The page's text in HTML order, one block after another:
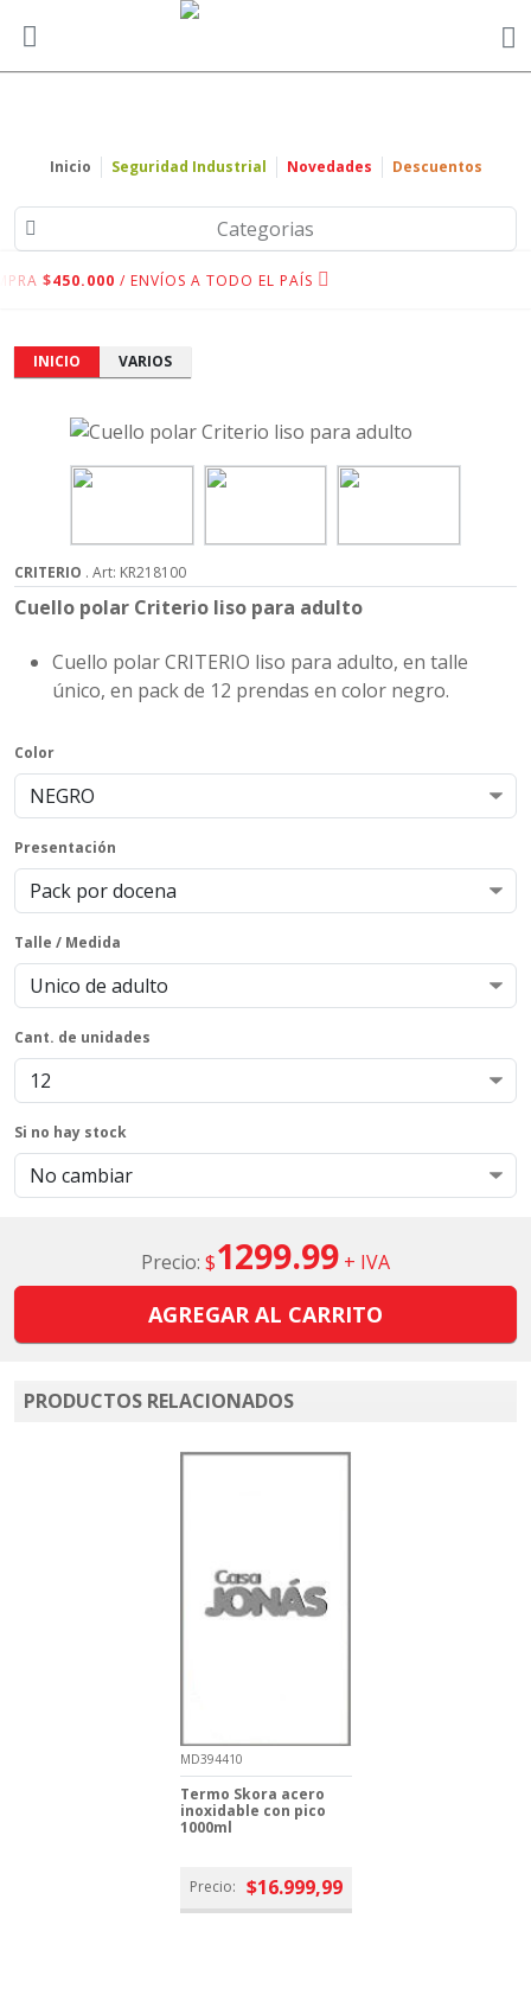
Inicio Seguridad Industrial Novedades Descuentos
Categorias
$450.000 / ENVÍOS A TODO EL PAÍS
INICIO VARIOS
CRITERIO . Art: KR218100
Cuello polar Criterio liso para adulto
Cuello polar CRITERIO liso para adulto, en talle
único, en pack de 12 prendas en color negro.
Color
Presentación
Talle / Medida
Cant. de unidades
Si no hay stock
Precio: $1299.99 + IVA
AGREGAR AL CARRITO
PRODUCTOS RELACIONADOS
MD394410
Termo Skora acero
inoxidable con pico
1000ml
Precio: $16.999,99